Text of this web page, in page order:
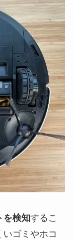
を検知するこ
ゴミやホコ